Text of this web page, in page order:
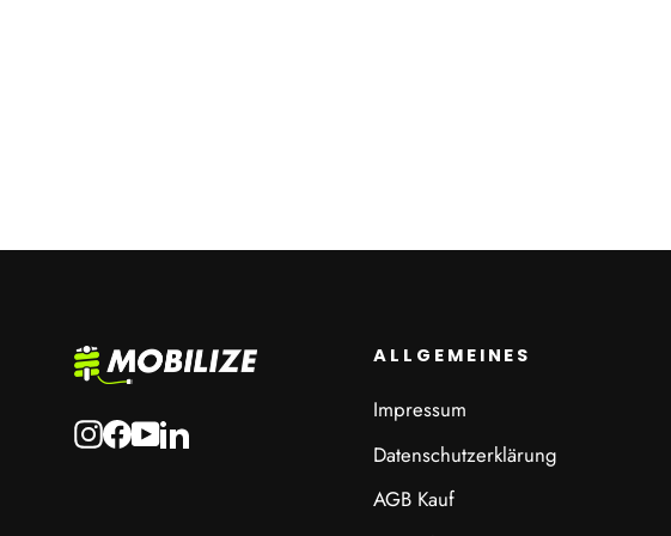
Instagram
Facebook
YouTubeLinkedIn
ALLGEMEINES
Impressum
Datenschutzerklärung
AGB Kauf